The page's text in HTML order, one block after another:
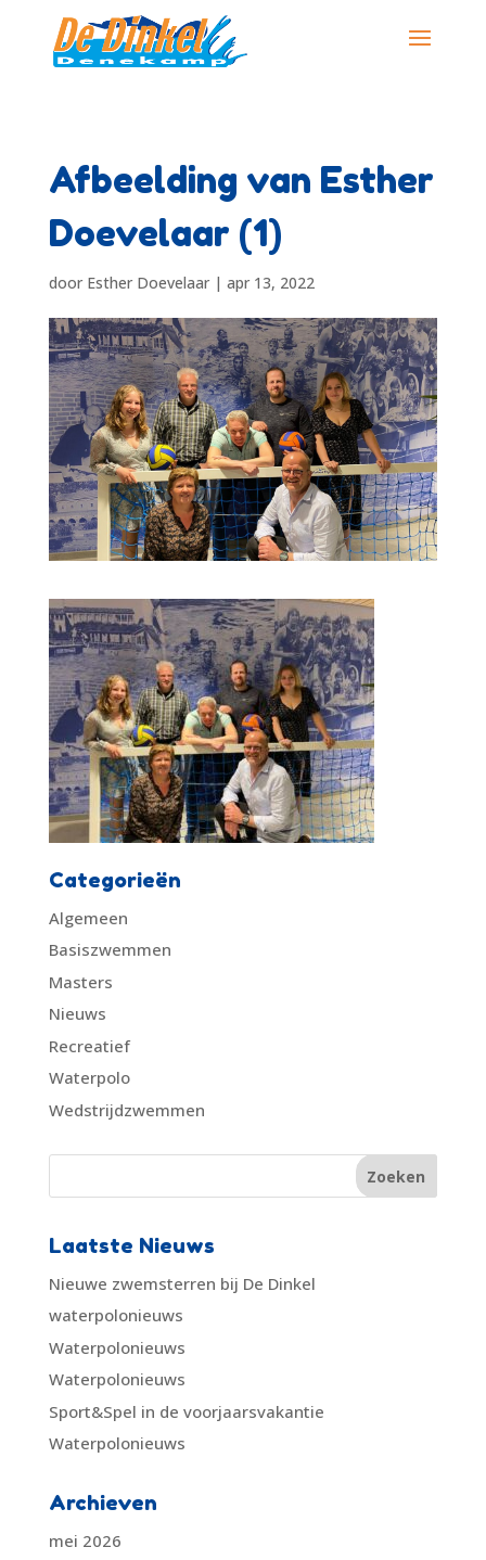
Afbeelding van Esther
Doevelaar (1)
door Esther Doevelaar| apr 13, 2022
Categorieën
Algemeen
Basiszwemmen
Masters
Nieuws
Recreatief
Waterpolo
Wedstrijdzwemmen
Laatste Nieuws
Nieuwe zwemsterren bij De Dinkel
waterpolonieuws
Waterpolonieuws
Waterpolonieuws
Sport&Spel in de voorjaarsvakantie
Waterpolonieuws
Archieven
mei 2026